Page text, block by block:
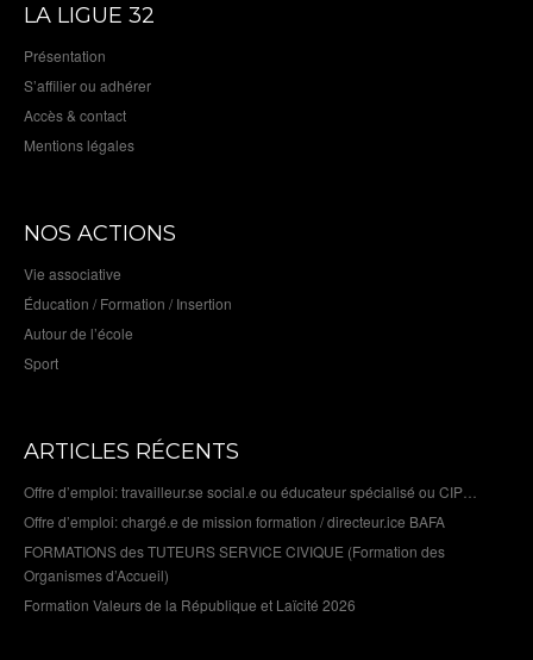
LA LIGUE 32
Présentation
S’affilier ou adhérer
Accès & contact
Mentions légales
NOS ACTIONS
Vie associative
Éducation / Formation / Insertion
Autour de l’école
Sport
ARTICLES RÉCENTS
Offre d’emploi: travailleur.se social.e ou éducateur spécialisé ou CIP…
Offre d’emploi: chargé.e de mission formation / directeur.ice BAFA
FORMATIONS des TUTEURS SERVICE CIVIQUE (Formation des
Organismes d’Accueil)
Formation Valeurs de la République et Laïcité 2026